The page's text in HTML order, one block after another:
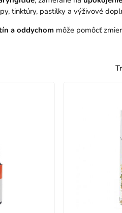
tinktúry, pastilky a výživové
a oddychom môže pomôcť